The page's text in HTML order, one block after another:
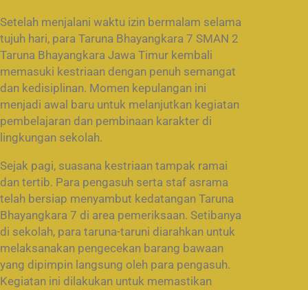
Setelah menjalani waktu izin bermalam selama
tujuh hari, para Taruna Bhayangkara 7 SMAN 2
Taruna Bhayangkara Jawa Timur kembali
memasuki kestriaan dengan penuh semangat
dan kedisiplinan. Momen kepulangan ini
menjadi awal baru untuk melanjutkan kegiatan
pembelajaran dan pembinaan karakter di
lingkungan sekolah.
Sejak pagi, suasana kestriaan tampak ramai
dan tertib. Para pengasuh serta staf asrama
telah bersiap menyambut kedatangan Taruna
Bhayangkara 7 di area pemeriksaan. Setibanya
di sekolah, para taruna-taruni diarahkan untuk
melaksanakan pengecekan barang bawaan
yang dipimpin langsung oleh para pengasuh.
Kegiatan ini dilakukan untuk memastikan